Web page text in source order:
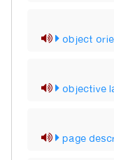
object
objective
page